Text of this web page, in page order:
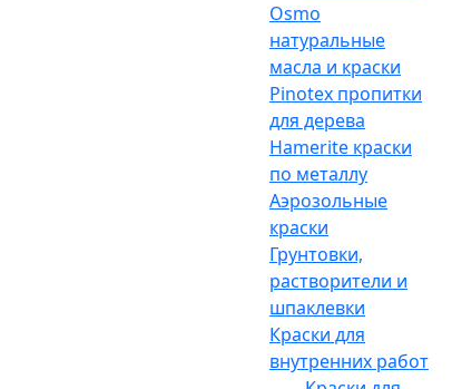
Osmo
натуральные
масла и краски
Pinotex пропитки
для дерева
Hamerite краски
по металлу
Аэрозольные
краски
Грунтовки,
растворители и
шпаклевки
Краски для
внутренних работ